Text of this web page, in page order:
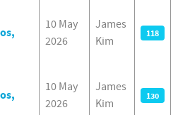
10 May
2026
James
Kim
118
10 May
2026
James
Kim
130